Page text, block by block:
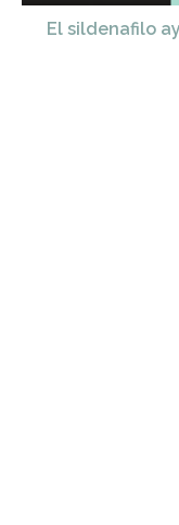
El sildenafilo